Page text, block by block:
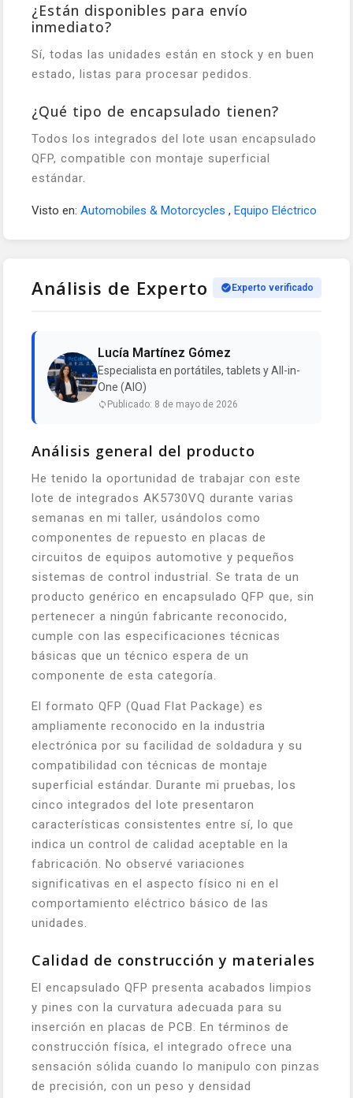
¿Están disponibles para envío
inmediato?
Sí, todas las unidades están en stock y en buen
estado, listas para procesar pedidos.
¿Qué tipo de encapsulado tienen?
Todos los integrados del lote usan encapsulado
QFP, compatible con montaje superficial
estándar.
Visto en: Automobiles & Motorcycles , Equipo Eléctrico
Análisis de Experto Experto verificado
Lucía Martínez Gómez
Especialista en portátiles, tablets y All-in-
One (AIO)
Publicado: 8 de mayo de 2026
Análisis general del producto
He tenido la oportunidad de trabajar con este
lote de integrados AK5730VQ durante varias
semanas en mi taller, usándolos como
componentes de repuesto en placas de
circuitos de equipos automotive y pequeños
sistemas de control industrial. Se trata de un
producto genérico en encapsulado QFP que, sin
pertenecer a ningún fabricante reconocido,
cumple con las especificaciones técnicas
básicas que un técnico espera de un
componente de esta categoría.
El formato QFP (Quad Flat Package) es
ampliamente reconocido en la industria
electrónica por su facilidad de soldadura y su
compatibilidad con técnicas de montaje
superficial estándar. Durante mi pruebas, los
cinco integrados del lote presentaron
características consistentes entre sí, lo que
indica un control de calidad aceptable en la
fabricación. No observé variaciones
significativas en el aspecto físico ni en el
comportamiento eléctrico básico de las
unidades.
Calidad de construcción y materiales
El encapsulado QFP presenta acabados limpios
y pines con la curvatura adecuada para su
inserción en placas de PCB. En términos de
construcción física, el integrado ofrece una
sensación sólida cuando lo manipulo con pinzas
de precisión, con un peso y densidad